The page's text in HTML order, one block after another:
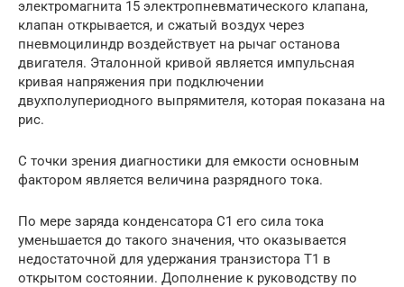
электромагнита 15 электропневматического клапана,
клапан открывается, и сжатый воздух через
пневмоцилиндр воздействует на рычаг останова
двигателя. Эталонной кривой является импульсная
кривая напряжения при подключении
двухполупериодного выпрямителя, которая показана на
рис.
С точки зрения диагностики для емкости основным
фактором является величина разрядного тока.
По мере заряда конденсатора С1 его сила тока
уменьшается до такого значения, что оказывается
недостаточной для удержания транзистора Т1 в
открытом состоянии. Дополнение к руководству по